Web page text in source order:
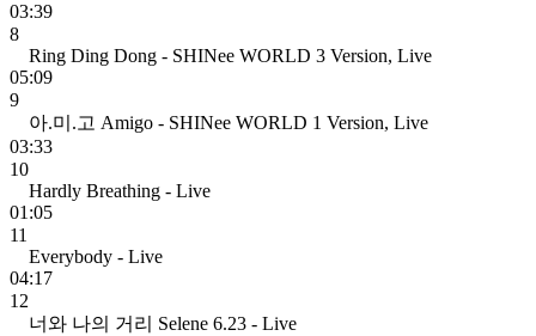
03:39
8
Ring Ding Dong - SHINee WORLD 3 Version, Live
05:09
9
아.미.고 Amigo - SHINee WORLD 1 Version, Live
03:33
10
Hardly Breathing - Live
01:05
11
Everybody - Live
04:17
12
너와 나의 거리 Selene 6.23 - Live